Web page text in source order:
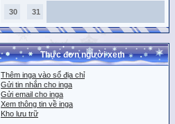
30 31
Thực đơn người xem
Thêm inga vào sổ địa chỉ
Gửi tin nhắn cho inga
Gửi email cho inga
Xem thông tin về inga
Kho lưu trữ